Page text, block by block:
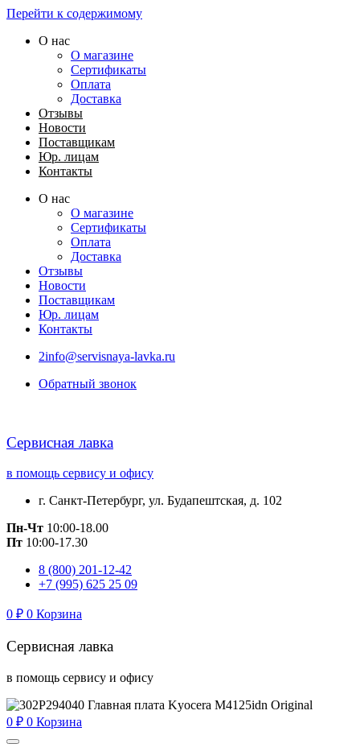
Перейти к содержимому
О нас
О магазине
Сертификаты
Оплата
Доставка
Отзывы
Новости
Поставщикам
Юр. лицам
Контакты
О нас
О магазине
Сертификаты
Оплата
Доставка
Отзывы
Новости
Поставщикам
Юр. лицам
Контакты
2info@servisnaya-lavka.ru
Обратный звонок
Сервисная лавка
в помощь сервису и офису
г. Санкт-Петербург, ул. Будапештская, д. 102
Пн-Чт 10:00-18.00
Пт 10:00-17.30
8 (800) 201-12-42
+7 (995) 625 25 09
0 ₽ 0 Корзина
Сервисная лавка
в помощь сервису и офису
0 ₽ 0 Корзина